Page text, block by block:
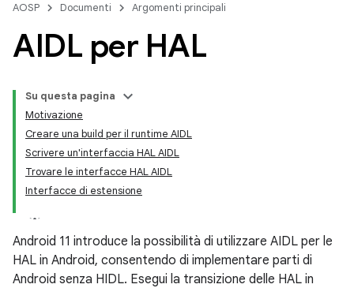
AOSP Documenti Argomenti principali
AIDL per HAL
Su questa pagina
Motivazione
Creare una build per il runtime AIDL
Scrivere un'interfaccia HAL AIDL
Trovare le interfacce HAL AIDL
Interfacce di estensione
Android 11 introduce la possibilità di utilizzare AIDL per le
HAL in Android, consentendo di implementare parti di
Android senza HIDL. Esegui la transizione delle HAL in